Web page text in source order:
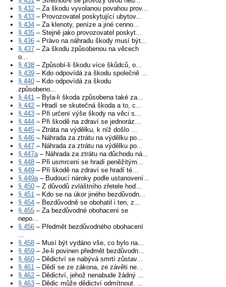
§ 432 – Za škodu vyvolanou povahou prov...
§ 433 – Provozovatel poskytující ubytov...
§ 434 – Za klenoty, peníze a jiné cenno...
§ 435 – Stejně jako provozovatel poskyt...
§ 436 – Právo na náhradu škody musí být...
§ 437 – Za škodu způsobenou na věcech
o...
§ 438 – Způsobí-li škodu více škůdců, o...
§ 439 – Kdo odpovídá za škodu společně ...
§ 440 – Kdo odpovídá za škodu
způsobeno...
§ 441 – Byla-li škoda způsobena také za...
§ 442 – Hradí se skutečná škoda a to, c...
§ 443 – Při určení výše škody na věci s...
§ 444 – Při škodě na zdraví se jednoráz...
§ 445 – Ztráta na výdělku, k níž došlo ...
§ 446 – Náhrada za ztrátu na výdělku po...
§ 447 – Náhrada za ztrátu na výdělku po...
§ 447a– Náhrada za ztrátu na důchodu ná...
§ 448 – Při usmrcení se hradí peněžitým...
§ 449 – Při škodě na zdraví se hradí té...
§ 449a– Budoucí nároky podle ustanovení...
§ 450 – Z důvodů zvláštního zřetele hod...
§ 451 – Kdo se na úkor jiného bezdůvodn...
§ 454 – Bezdůvodně se obohatil i ten, z...
§ 455 – Za bezdůvodné obohacení se
nepo...
§ 456 – Předmět bezdůvodného obohacení
...
§ 458 – Musí být vydáno vše, co bylo na...
§ 459 – Je-li povinen předmět bezdůvodn...
§ 460 – Dědictví se nabývá smrtí zůstav...
§ 461 – Dědí se ze zákona, ze závěti ne...
§ 462 – Dědictví, jehož nenabude žádný ...
§ 463 – Dědic může dědictví odmítnout. ...